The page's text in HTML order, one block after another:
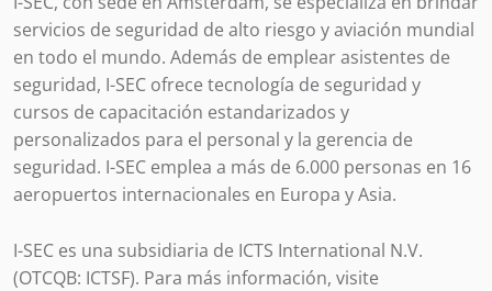
servicios de seguridad de alto riesgo y aviación mundial
en todo el mundo. Además de emplear asistentes de
seguridad, I-SEC ofrece tecnología de seguridad y
cursos de capacitación estandarizados y
personalizados para el personal y la gerencia de
seguridad. I-SEC emplea a más de 6.000 personas en 16
aeropuertos internacionales en Europa y Asia.
I-SEC es una subsidiaria de ICTS International N.V.
(OTCQB: ICTSF). Para más información, visite